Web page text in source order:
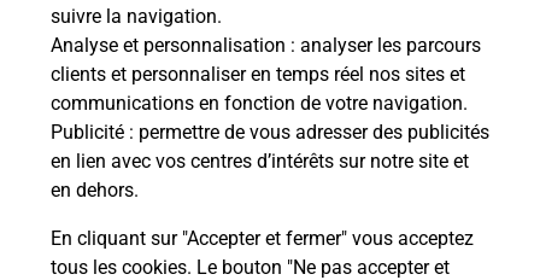
suivre la navigation.
Analyse et personnalisation : analyser les parcours
clients et personnaliser en temps réel nos sites et
communications en fonction de votre navigation.
Publicité : permettre de vous adresser des publicités
en lien avec vos centres d’intérêts sur notre site et
en dehors.
En cliquant sur "Accepter et fermer" vous acceptez
tous les cookies. Le bouton "Ne pas accepter et
Quel âge minimum faut-il pour
passer le permis bateau ?
Combien coûte le code bateau ?
Combien de temps est valable le
code bateau ?